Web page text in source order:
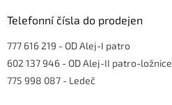
Telefonní čísla do prodejen
777 616 219 - OD Alej-I patro
602 137 946 - OD Alej-II patro-ložnice
775 998 087 - Ledeč